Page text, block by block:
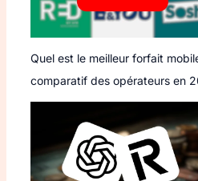
Quel est le meilleur forfait
comparatif des opérateurs en